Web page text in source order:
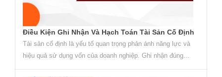
Điều Kiện Ghi Nhận Và Hạch Toán Tài Sản Cố Định
Tài sản cố định là yếu tố quan trọng phản ánh năng lực và
hiệu quả sử dụng vốn của doanh nghiệp. Ghi nhận đúng...